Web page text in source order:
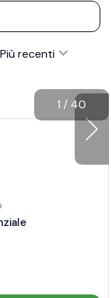
Più recenti
1 / 40